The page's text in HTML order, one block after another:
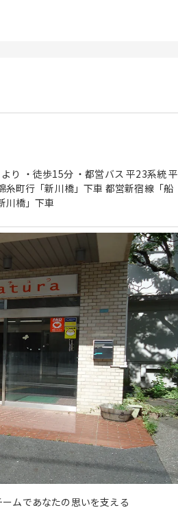
り ・徒歩15分 ・都営バス 平23系統 平
町行「新川橋」下車 都営新宿線「船
川橋」下車
ムであなたの思いを支える